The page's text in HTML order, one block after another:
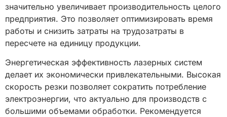
значительно увеличивает производительность целого
предприятия. Это позволяет оптимизировать время
работы и снизить затраты на трудозатраты в
пересчете на единицу продукции.
Энергетическая эффективность лазерных систем
делает их экономически привлекательными. Высокая
скорость резки позволяет сократить потребление
электроэнергии, что актуально для производств с
большими объемами обработки. Рекомендуется